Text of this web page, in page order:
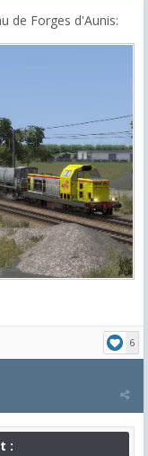
de Forges d'Aunis:
6
: